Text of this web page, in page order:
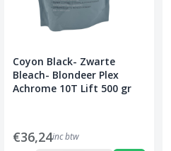
Coyon Black- Zwarte
Bleach- Blondeer Plex
Achrome 10T Lift 500 gr
€36,24inc btw